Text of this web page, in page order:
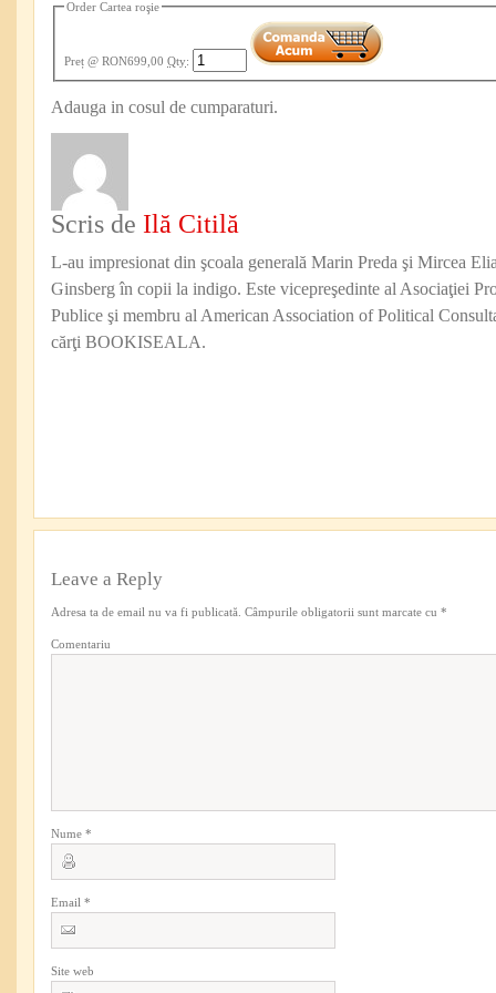
Order Cartea roşie
Preț@ RON699,00 Qty:
Adauga in cosul de cumparaturi.
Scris de Ilă Citilă
L-au impresionat din şcoala generală Marin Preda şi Mircea
Ginsberg în copii la indigo. Este vicepreşedinte al Asociaţiei
Publice şi membru al American Association of Political
cărţi BOOKISEALA.
Leave a Reply
Adresa ta de email nu va fi publicată. Câmpurile obligatorii sunt marcate cu *
Comentariu
Nume *
Email *
Site web